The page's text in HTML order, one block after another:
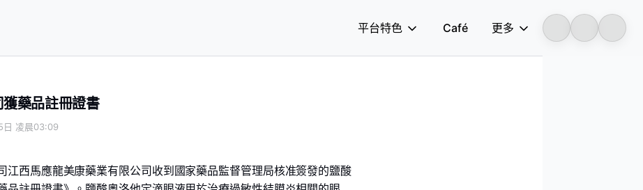
平台特色 Café 更多
藥品註冊證書
日 凌晨03:09
江西馬應龍美康藥業有限公司收到國家藥品監督管理局核准簽發的鹽酸